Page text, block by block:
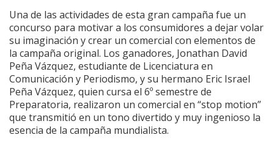
Una de las actividades de esta gran campaña fue un
concurso para motivar a los consumidores a dejar volar
su imaginación y crear un comercial con elementos de
la campaña original. Los ganadores, Jonathan David
Peña Vázquez, estudiante de Licenciatura en
Comunicación y Periodismo, y su hermano Eric Israel
Peña Vázquez, quien cursa el 6º semestre de
Preparatoria, realizaron un comercial en “stop motion”
que transmitió en un tono divertido y muy ingenioso la
esencia de la campaña mundialista.